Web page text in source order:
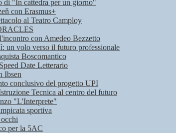
di "In cattedra per un giorno"
con Erasmus+
al Teatro Camploy
con Amedeo Bezzetto
un volo verso il futuro professionale
Boscomantico
Date Letterario
Ibsen
conclusivo del progetto UPI
Tecnica al centro del futuro
"L'Interprete"
sportiva
per la 5AC